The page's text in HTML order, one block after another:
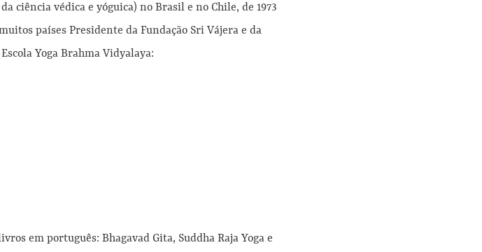
ciência védica e yóguica) no Brasil e no Chile, de 1973
países Presidente da Fundação Sri Vájera e da
Yoga Brahma Vidyalaya:
em português: Bhagavad Gita, Suddha Raja Yoga e